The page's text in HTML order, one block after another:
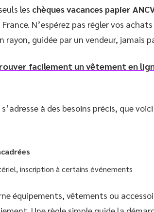
les chèques vacances papier
N’espérez pas régler vos
rayon, guidée par un vendeur, jamais
facilement un vêtement en
à des besoins précis, que voici
inscription à certains événements
équipements, vêtements ou